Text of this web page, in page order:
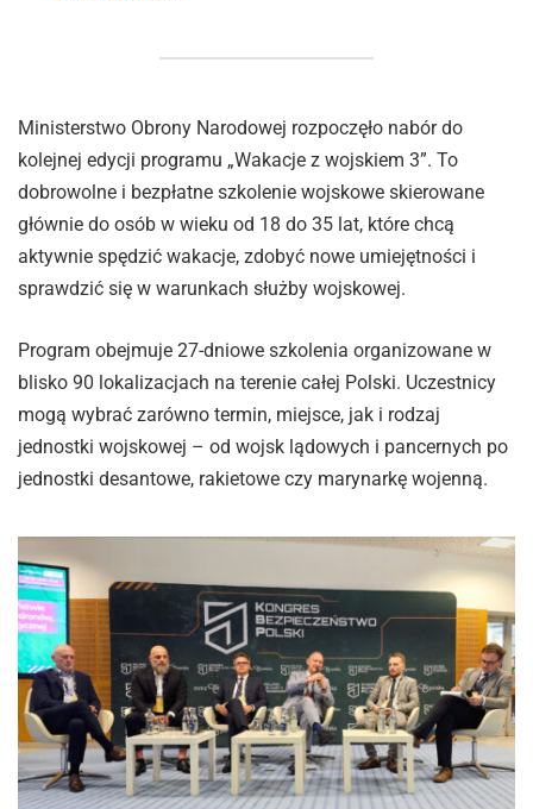
Ministerstwo Obrony Narodowej rozpoczęło nabór do
kolejnej edycji programu „Wakacje z wojskiem 3”. To
dobrowolne i bezpłatne szkolenie wojskowe skierowane
głównie do osób w wieku od 18 do 35 lat, które chcą
aktywnie spędzić wakacje, zdobyć nowe umiejętności i
sprawdzić się w warunkach służby wojskowej.
Program obejmuje 27-dniowe szkolenia organizowane w
blisko 90 lokalizacjach na terenie całej Polski. Uczestnicy
mogą wybrać zarówno termin, miejsce, jak i rodzaj
jednostki wojskowej – od wojsk lądowych i pancernych po
jednostki desantowe, rakietowe czy marynarkę wojenną.